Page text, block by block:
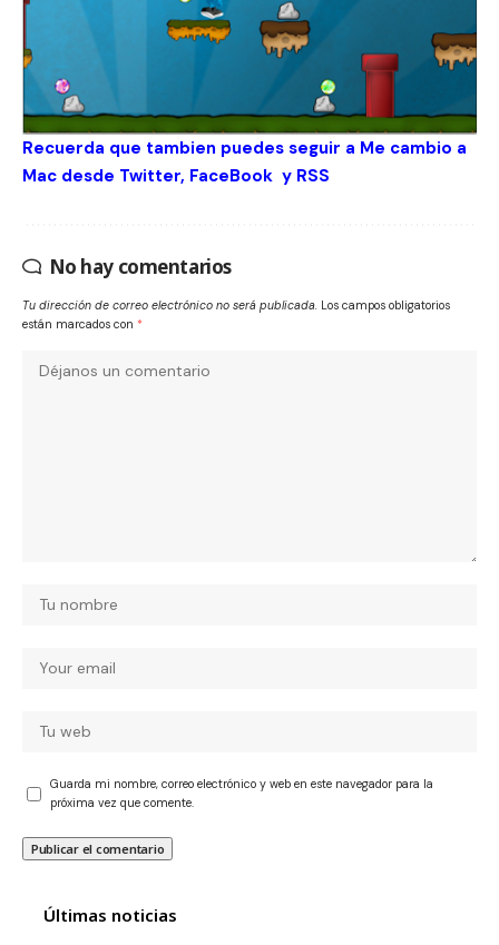
Recuerda que tambien puedes seguir a Me cambio a
Mac desde Twitter, FaceBook y RSS
No hay comentarios
Tu dirección de correo electrónico no será publicada. Los campos obligatorios
están marcados con *
Guarda mi nombre, correo electrónico y web en este navegador para la
próxima vez que comente.
Últimas noticias